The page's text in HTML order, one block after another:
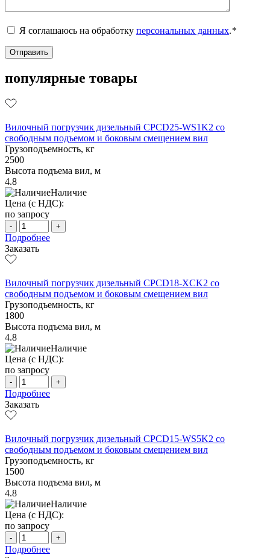
Я соглашаюсь на обработку персональных данных.*
популярные товары
Вилочный погрузчик дизельный CPCD25-WS1K2 со
свободным подъемом и боковым смещением вил
Грузоподъемность, кг
2500
Высота подъема вил, м
4.8
Наличие
Цена (с НДС):
по запросу
- +
Подробнее
Заказать
Вилочный погрузчик дизельный CPCD18-XCK2 со
свободным подъемом и боковым смещением вил
Грузоподъемность, кг
1800
Высота подъема вил, м
4.8
Наличие
Цена (с НДС):
по запросу
- +
Подробнее
Заказать
Вилочный погрузчик дизельный CPCD15-WS5K2 со
свободным подъемом и боковым смещением вил
Грузоподъемность, кг
1500
Высота подъема вил, м
4.8
Наличие
Цена (с НДС):
по запросу
- +
Подробнее